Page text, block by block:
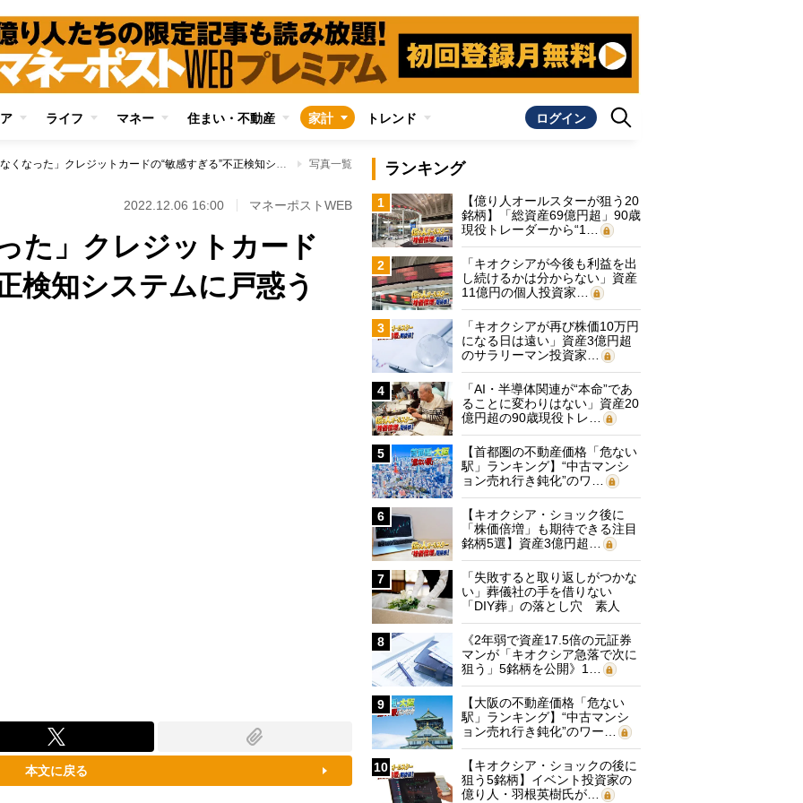
ライフ マネー 住まい・不動産 家計 トレンド ログイン
「急に使えなくなった」クレジットカードの“敏感すぎる”不正検知システムに戸惑う人々 写真一覧
2022.12.06 16:00 マネーポストWEB
た」クレジットカード
検知システムに戸惑う
本文に戻る
ランキング
1
【億り人オールスターが狙う20
銘柄】「総資産69億円超」90歳
現役トレーダーから“1…
2
「キオクシアが今後も利益を出
し続けるかは分からない」資産
11億円の個人投資家…
3
「キオクシアが再び株価10万円
になる日は遠い」資産3億円超
のサラリーマン投資家…
4
「AI・半導体関連が“本命”であ
ることに変わりはない」資産20
億円超の90歳現役トレ…
5
【首都圏の不動産価格「危ない
駅」ランキング】“中古マンシ
ョン売れ行き鈍化”のワ…
6
【キオクシア・ショック後に
「株価倍増」も期待できる注目
銘柄5選】資産3億円超…
7
「失敗すると取り返しがつかな
い」葬儀社の手を借りない
「DIY葬」の落とし穴 素人
に…
8
《2年弱で資産17.5倍の元証券
マンが「キオクシア急落で次に
狙う」5銘柄を公開》1…
9
【大阪の不動産価格「危ない
駅」ランキング】“中古マンシ
ョン売れ行き鈍化”のワー…
10
【キオクシア・ショックの後に
狙う5銘柄】イベント投資家の
億り人・羽根英樹氏が…